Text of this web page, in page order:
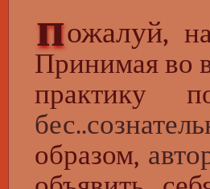
пожалуй,
Принимая во
практику
образом,